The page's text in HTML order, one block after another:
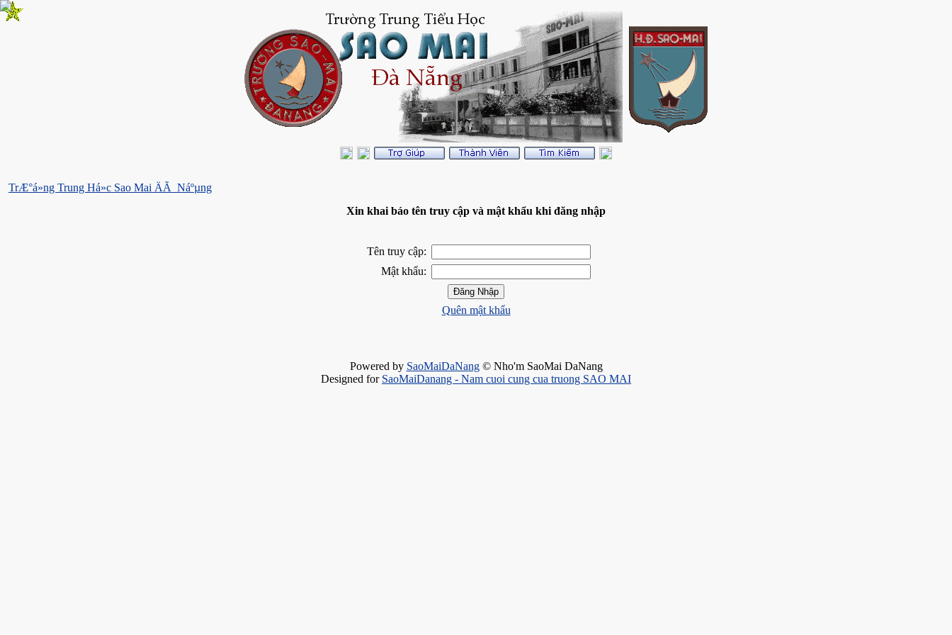
TrÆ°á»ng Trung Há»c Sao Mai ÄÃ Náºµng
Xin khai báo tên truy cập và mật khẩu khi đăng nhập
Tên truy cập:
Mật khẩu:
Quên mật khẩu
Powered by SaoMaiDaNang© Nho'm SaoMai DaNang
Designed for SaoMaiDanang - Nam cuoi cung cua truong SAO MAI